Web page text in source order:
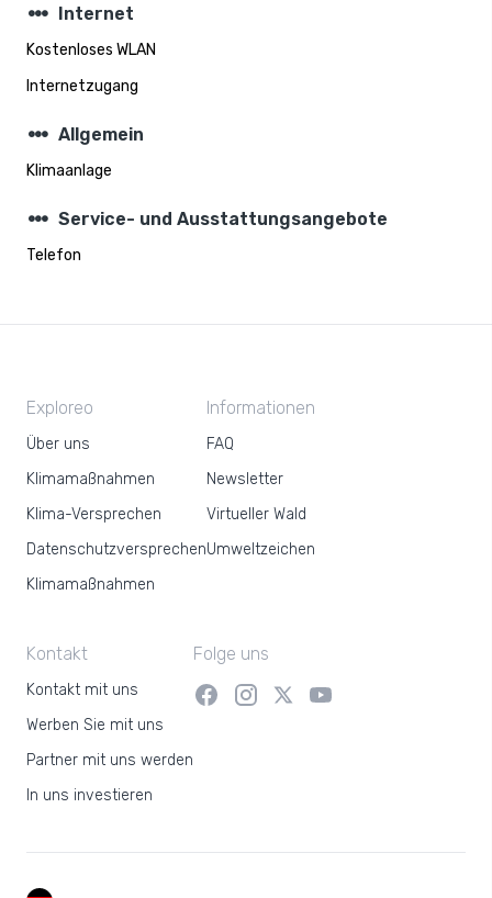
steppers Internet
Kostenloses WLAN
Internetzugang
steppers Allgemein
Klimaanlage
steppers Service- und Ausstattungsangebote
Telefon
Exploreo
Über uns
Klimamaßnahmen
Klima-Versprechen
Datenschutzversprechen
Klimamaßnahmen
Informationen
FAQ
Newsletter
Virtueller Wald
Umweltzeichen
Kontakt
Kontakt mit uns
Werben Sie mit uns
Partner mit uns werden
In uns investieren
Folge uns